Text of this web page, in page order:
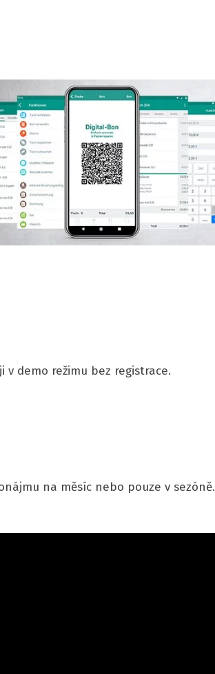
v demo režimu bez registrace.
na měsíc nebo pouze v sezóně.